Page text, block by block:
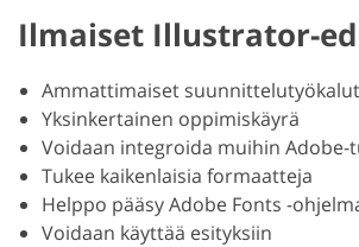
Ilmaiset Illustrator-
Ammattimaiset suunnittelutyökalut
Yksinkertainen oppimiskäyrä
Voidaan integroida muihin Adobe-
Tukee kaikenlaisia formaatteja
Helppo pääsy Adobe Fonts -
Voidaan käyttää esityksiin